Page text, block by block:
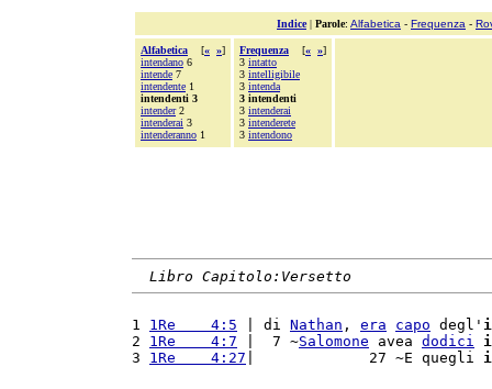
Indice| Parole: Alfabetica - Frequenza -
Alfabetica [« »]
intendano 6
intende 7
intendente 1
intendenti 3
intender2
intenderai 3
intenderanno 1
Frequenza [« »]
3 intatto
3 intelligibile
3 intenda
3 intendenti
3 intenderai
3 intenderete
3 intendono
Libro Capitolo:Versetto
1 1Re    4:5 | di Nathan , era capo degl'
2 1Re    4:7 |  7 ~Salomone avea dodici
3 1Re    4:27 |             27 ~E quegli